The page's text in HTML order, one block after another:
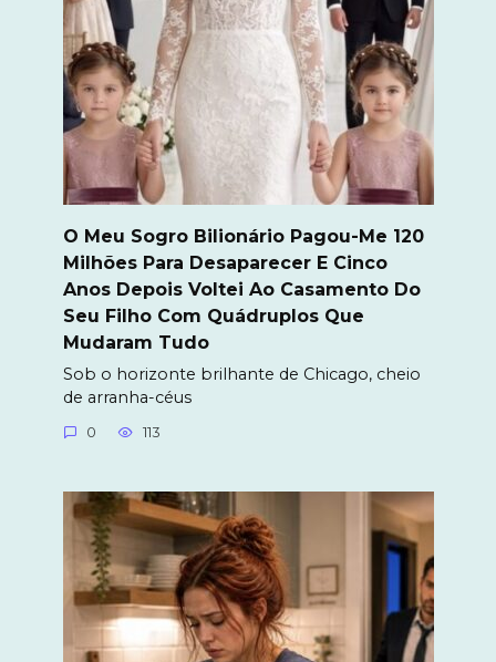
O Meu Sogro Bilionário Pagou-Me 120
Milhões Para Desaparecer E Cinco
Anos Depois Voltei Ao Casamento Do
Seu Filho Com Quádruplos Que
Mudaram Tudo
Sob o horizonte brilhante de Chicago, cheio
de arranha-céus
0 113